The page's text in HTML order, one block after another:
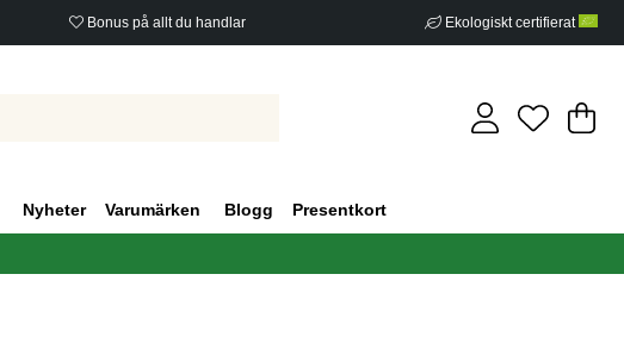
Bonus på allt du handlar Ekologiskt certifierat
.
Nyheter Varumärken Blogg Presentkort